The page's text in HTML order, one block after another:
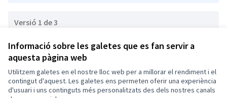
Informació sobre les galetes que es fan servir a
aquesta pàgina web
Utilitzem galetes en el nostre lloc web per a millorar el rendiment i el
contingut d'aquest. Les galetes ens permeten oferir una experiència
d'usuari i uns continguts més personalitzats des dels nostres canals
Versió 1 de 3
Termes i condicions d'ús
Configuració de les galetes
Vic a X
(Enllaç extern)
Vic a Facebook
(Enllaç extern)
Vic a Instagram
(Enllaç extern)
Vic a YouTube
(Enllaç extern)